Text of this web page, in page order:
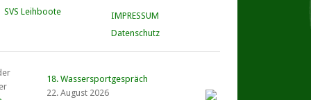
SVS Leihboote
IMPRESSUM
Datenschutz
18. Wassersportgespräch
22. August 2026